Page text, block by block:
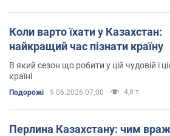
Коли варто їхати у Казахстан:
найкращий час пізнати країну
В який сезон що робити у цій чудовій і
країні
Подорожі 9.06.2026 07:00 4,8 т.
Перлина Казахстану: чим